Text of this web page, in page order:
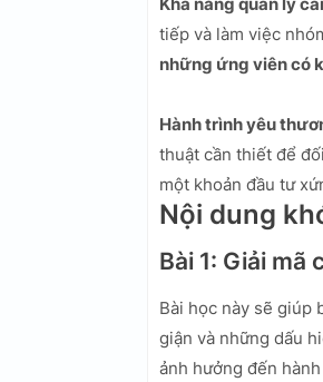
Khả năng quản lý
tiếp và làm việc
những ứng viên có
Hành trình yêu
thuật cần thiết để
một khoản đầu tư
Nội dung
Bài 1: Giải mã
Bài học này sẽ giúp
giận và những dấu
ảnh hưởng đến